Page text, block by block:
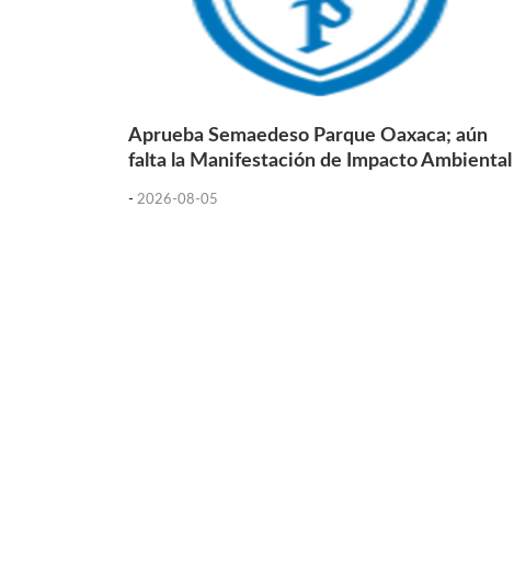
Aprueba Semaedeso Parque Oaxaca; aún
falta la Manifestación de Impacto Ambiental
- 2026-08-05